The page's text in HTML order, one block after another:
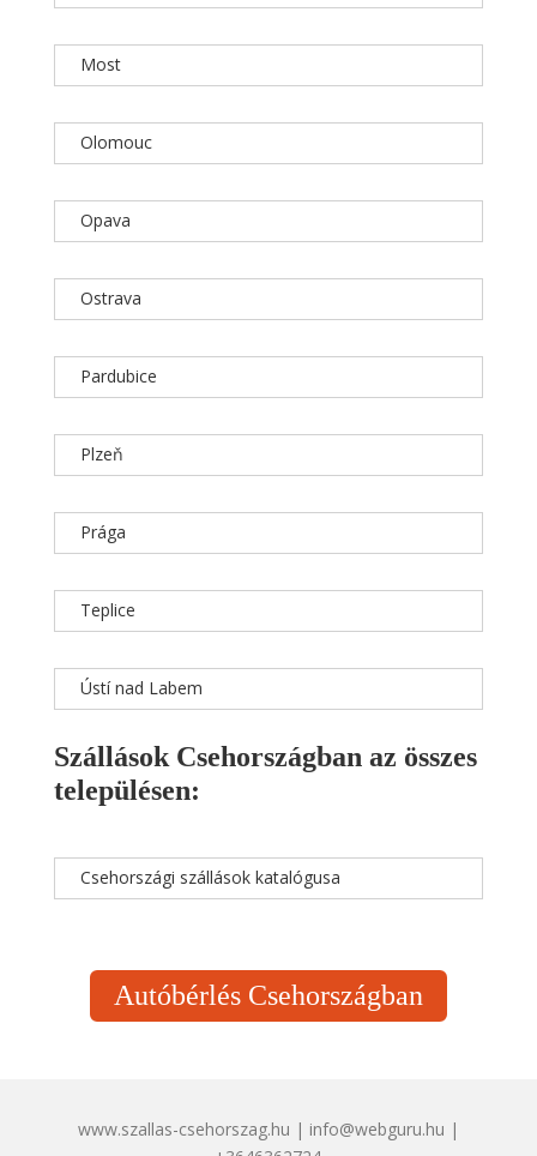
Most
Olomouc
Opava
Ostrava
Pardubice
Plzeň
Prága
Teplice
Ústí nad Labem
Szállások Csehországban az összes
településen:
Csehországi szállások katalógusa
Autóbérlés Csehországban
www.szallas-csehorszag.hu | info@webguru.hu |